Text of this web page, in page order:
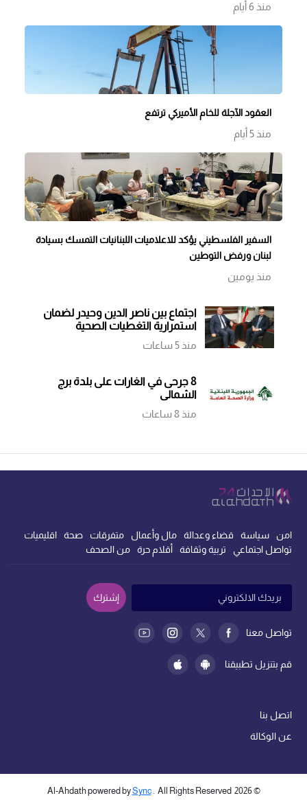
منذ 6 أيام
العقود الآجلة للخام الأميركي ترتفع
منذ 5 أيام
السفير الفلسطيني يؤكد للاعلاميات اللبنانيات التمسك بسيادة
لبنان ورفض التوطين
منذ يومين
اجتماع بين ناصر الدين وحيدر لضمان
استمرارية التغطيات الصحية
منذ 5 ساعات
8 جرحى في الغارات على بلدة برج
الشمالي
منذ 8 ساعات
امن سياسة قضاء وعدالة مال وأعمال متفرقات صحة
اقليميات
تواصل اجتماعي
تربية وثقافة أقلام حرة من الصحف
قم بتنزيل تطبيقنا
تواصل معنا
إشترك
اتصل بنا
عن الوكالة
©
2026
Sync. All Rights Reserved